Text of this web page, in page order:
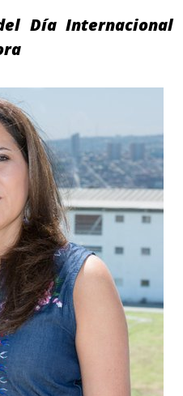
Día Internacional